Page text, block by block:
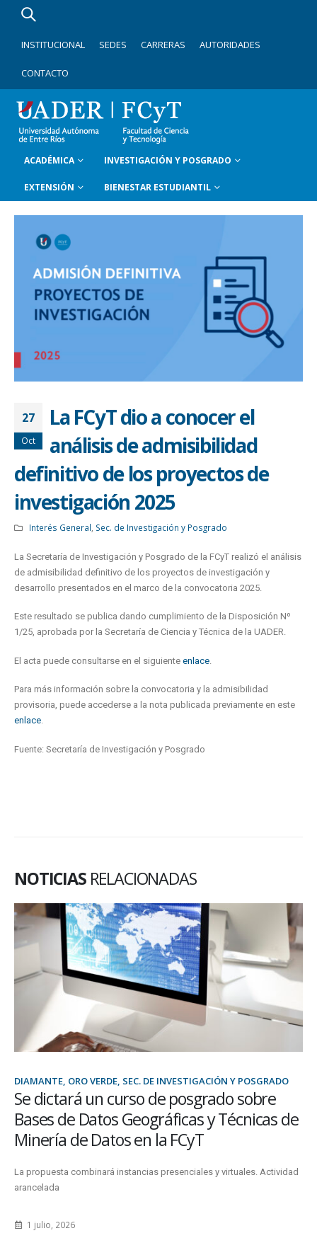
INSTITUCIONAL SEDES CARRERAS AUTORIDADES
CONTACTO
ACADÉMICA INVESTIGACIÓN Y POSGRADO
EXTENSIÓN BIENESTAR ESTUDIANTIL
27
Oct
La FCyT dio a conocer el
análisis de admisibilidad
definitivo de los proyectos de
investigación 2025
Interés General Sec. de Investigación y Posgrado
La Secretaría de Investigación y Posgrado de la FCyT realizó el análisis
de admisibilidad definitivo de los proyectos de investigación y
desarrollo presentados en el marco de la convocatoria 2025.
Este resultado se publica dando cumplimiento de la Disposición Nº
1/25, aprobada por la Secretaría de Ciencia y Técnica de la UADER.
El acta puede consultarse en el siguiente enlace
Para más información sobre la convocatoria y la admisibilidad
provisoria, puede accederse a la nota publicada previamente en este
enlace.
Fuente: Secretaría de Investigación y Posgrado
NOTICIAS RELACIONADAS
DIAMANTE, ORO VERDE, SEC. DE INVESTIGACIÓN Y POSGRADO
Se dictará un curso de posgrado sobre
Bases de Datos Geográficas y Técnicas de
Minería de Datos en la FCyT
La propuesta combinará instancias presenciales y virtuales. Actividad
arancelada
1 julio, 2026